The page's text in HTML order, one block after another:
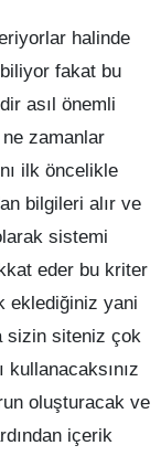
halinde
fakat bu
asıl önemli
zamanlar
ilk öncelikle
bilgileri alır ve
sistemi
eder bu kriter
eklediğiniz yani
sizin siteniz çok
kullanacaksınız
oluşturacak ve
içerik